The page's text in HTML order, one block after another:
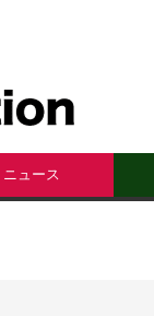
ニュース